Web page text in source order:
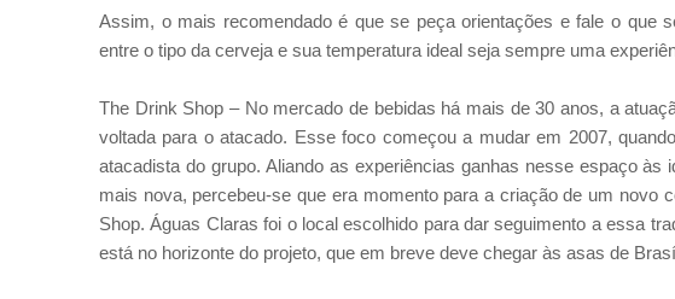
Assim, o mais recomendado é que se peça orientações e fale o que
entre o tipo da cerveja e sua temperatura ideal seja sempre uma
The Drink Shop – No mercado de bebidas há mais de 30 anos, a
voltada para o atacado. Esse foco começou a mudar em 2007,
atacadista do grupo. Aliando as experiências ganhas nesse espaço
mais nova, percebeu-se que era momento para a criação de um novo
Shop. Águas Claras foi o local escolhido para dar seguimento a essa
está no horizonte do projeto, que em breve deve chegar às asas de